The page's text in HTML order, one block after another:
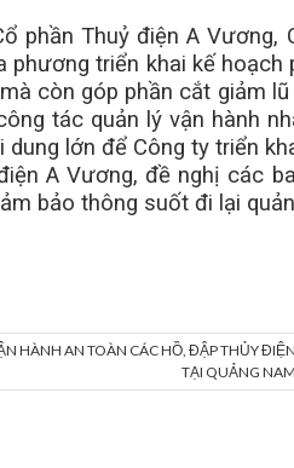
phần Thuỷ điện A
triển khai kế
còn góp phần cắt giảm
tác quản lý vận hành
lớn để Công ty triển
A Vương, đề nghị các
bảo thông suốt đi lại
HÀNH AN TOÀN CÁC HỒ, ĐẬP THỦY ĐIỆN
TẠI QUẢNG NAM